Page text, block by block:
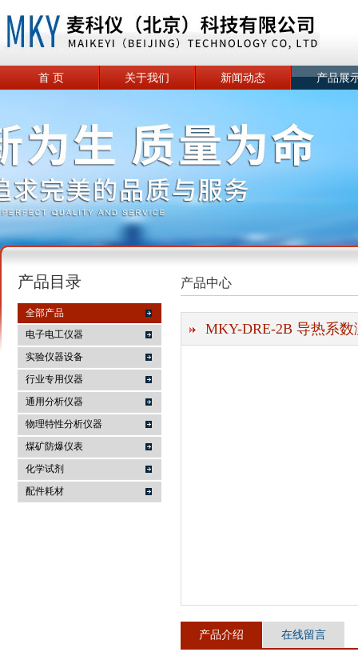
麦科仪（北京）科技有限公司
首 页 关于我们 新闻动态 产品展
产品目录
全部产品
电子电工仪器
实验仪器设备
行业专用仪器
通用分析仪器
物理特性分析仪器
煤矿防爆仪表
化学试剂
配件耗材
产品中心
MKY-DRE-2B 导热系
产品介绍 在线留言